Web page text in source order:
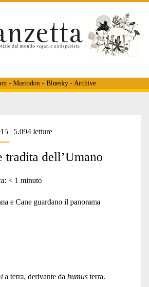
- Mastodon - Bluesky- Archive
span>
| 5.094 letture
tradita dell’Umano
< 1 minuto
a terra, derivante da humusterra.